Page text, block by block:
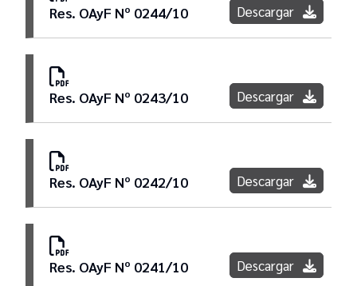
Res. OAyF Nº 0244/10 Descargar
Res. OAyF Nº 0243/10 Descargar
Res. OAyF Nº 0242/10 Descargar
Res. OAyF Nº 0241/10 Descargar